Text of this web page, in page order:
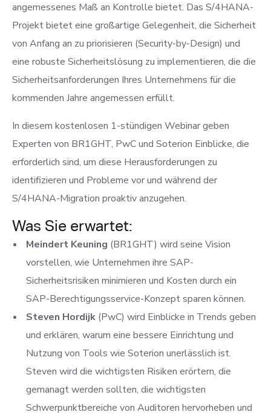
angemessenes Maß an Kontrolle bietet. Das S/4HANA-
Projekt bietet eine großartige Gelegenheit, die Sicherheit
von Anfang an zu priorisieren (Security-by-Design) und
eine robuste Sicherheitslösung zu implementieren, die die
Sicherheitsanforderungen Ihres Unternehmens für die
kommenden Jahre angemessen erfüllt.
In diesem kostenlosen 1-stündigen Webinar geben
Experten von BR1GHT, PwC und Soterion Einblicke, die
erforderlich sind, um diese Herausforderungen zu
identifizieren und Probleme vor und während der
S/4HANA-Migration proaktiv anzugehen.
Was Sie erwartet:
Meindert Keuning (BR1GHT) wird seine Vision
vorstellen, wie Unternehmen ihre SAP-
Sicherheitsrisiken minimieren und Kosten durch ein
SAP-Berechtigungsservice-Konzept sparen können.
Steven Hordijk (PwC) wird Einblicke in Trends geben
und erklären, warum eine bessere Einrichtung und
Nutzung von Tools wie Soterion unerlässlich ist.
Steven wird die wichtigsten Risiken erörtern, die
gemanagt werden sollten, die wichtigsten
Schwerpunktbereiche von Auditoren hervorheben und